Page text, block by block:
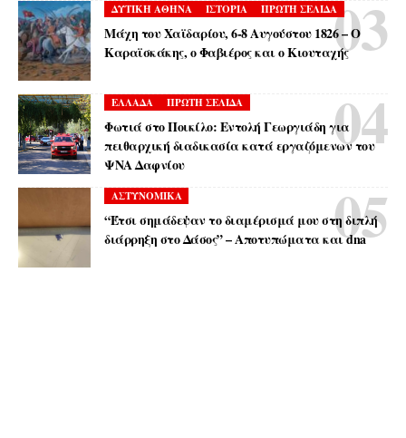
ΔΥΤΙΚΗ ΑΘΗΝΑ ΙΣΤΟΡΙΑ ΠΡΩΤΗ ΣΕΛΙΔΑ
Μάχη του Χαϊδαρίου, 6-8 Αυγούστου 1826 – Ο
Καραϊσκάκης, ο Φαβιέρος και ο Κιουταχής
ΕΛΛΑΔΑ ΠΡΩΤΗ ΣΕΛΙΔΑ
Φωτιά στο Ποικίλο: Εντολή Γεωργιάδη για
πειθαρχική διαδικασία κατά εργαζόμενων του
ΨΝΑ Δαφνίου
ΑΣΤΥΝΟΜΙΚΑ
“Έτσι σημάδεψαν το διαμέρισμά μου στη διπλή
διάρρηξη στο Δάσος” – Αποτυπώματα και dna